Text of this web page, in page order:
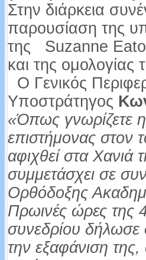
Στην διάρκεια
παρουσίαση της
της Suzanne
και της ομολογίας
Ο Γενικός
Υποστράτηγος
«Όπως γνωρίζετε
επιστήμονας στον
αφιχθεί στα Χανιά
συμμετάσχει σε
Ορθόδοξης
Πρωινές ώρες της
συνεδρίου δήλωσε
την εξαφάνιση